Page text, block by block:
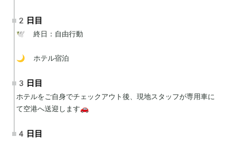
2日目
🕊 終日：自由行動
🌙 ホテル宿泊
3日目
ホテルをご自身でチェックアウト後、現地スタッフが専用車に
て空港へ送迎します🚗
4日目